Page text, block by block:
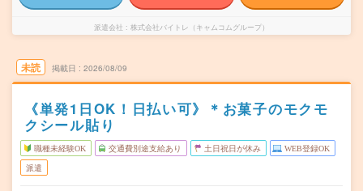
派遣会社 株式会社バイトレ（キャムコムグループ）
未読 掲載日 2026/08/09
《単発1日OK！日払い可》＊お菓子のモクモ
クシール貼り
職種未経験OK 交通費別途支給あり 土日祝日が休み WEB登録OK
派遣